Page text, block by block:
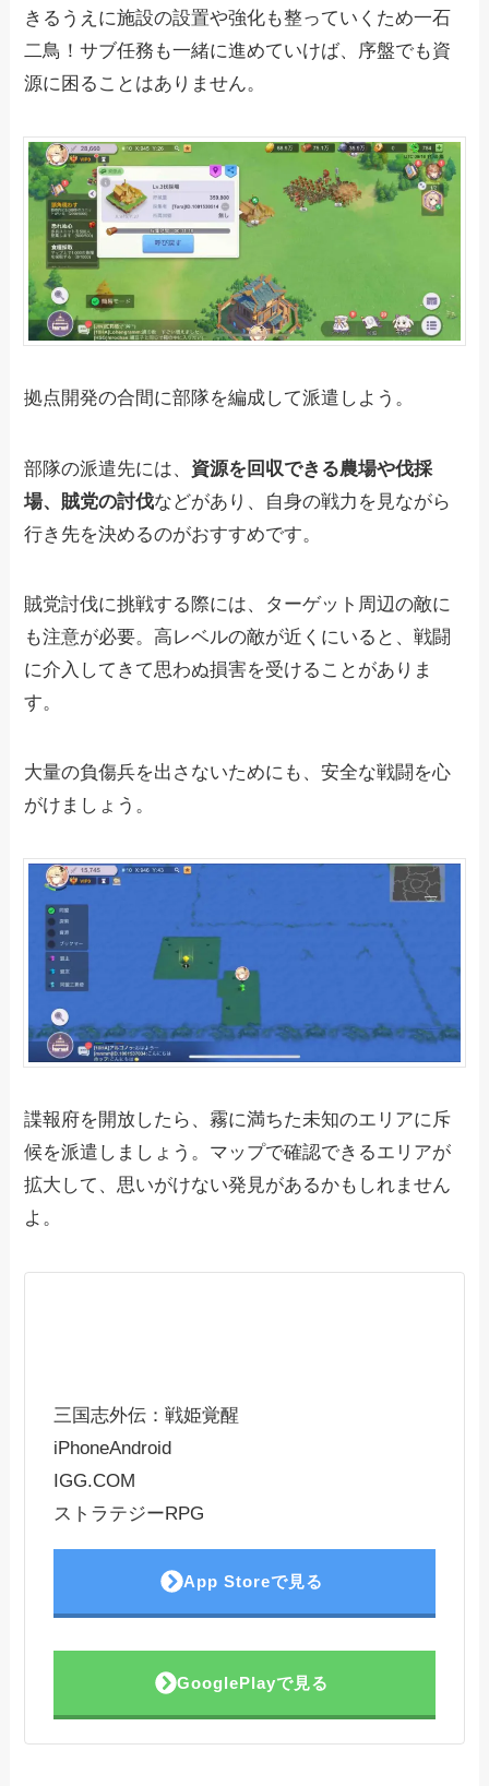
きるうえに施設の設置や強化も整っていくため一石
二鳥！サブ任務も一緒に進めていけば、序盤でも資
源に困ることはありません。
拠点開発の合間に部隊を編成して派遣しよう。
部隊の派遣先には、 資源を回収できる農場や伐採
場、賊党の討伐などがあり、自身の戦力を見ながら
行き先を決めるのがおすすめです。
賊党討伐に挑戦する際には、ターゲット周辺の敵に
も注意が必要。高レベルの敵が近くにいると、戦闘
に介入してきて思わぬ損害を受けることがありま
す。
大量の負傷兵を出さないためにも、安全な戦闘を心
がけましょう。
諜報府を開放したら、霧に満ちた未知のエリアに斥
候を派遣しましょう。マップで確認できるエリアが
拡大して、思いがけない発見があるかもしれません
よ。
三国志外伝：戦姫覚醒
iPhoneAndroid
IGG.COM
ストラテジーRPG
App Storeで見る
GooglePlayで見る